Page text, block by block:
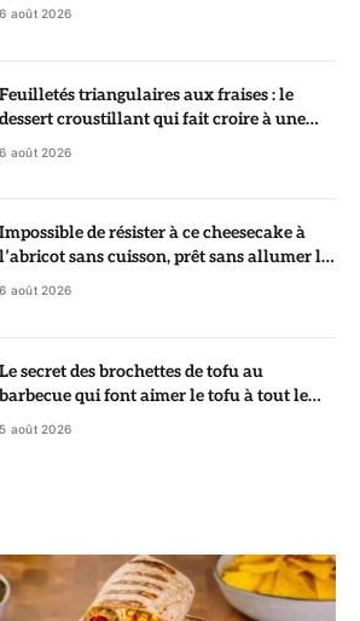
6 août 2026
Feuilletés triangulaires aux fraises : le
dessert croustillant qui fait croire à une
pâtisserie de chef
6 août 2026
Impossible de résister à ce cheesecake à
l’abricot sans cuisson, prêt sans allumer le
four
6 août 2026
Le secret des brochettes de tofu au
barbecue qui font aimer le tofu à tout le
monde
5 août 2026